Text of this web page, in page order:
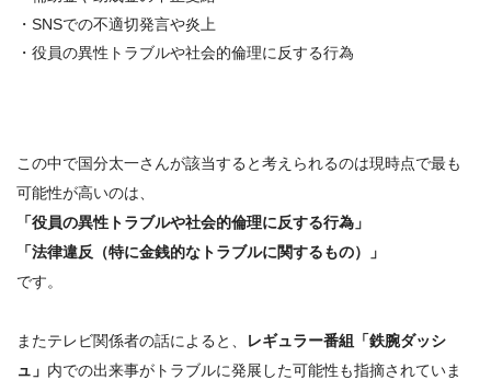
・SNSでの不適切発言や炎上
・役員の異性トラブルや社会的倫理に反する行為
この中で国分太一さんが該当すると考えられるのは現時点で最も
可能性が高いのは、
「役員の異性トラブルや社会的倫理に反する行為」
「法律違反（特に金銭的なトラブルに関するもの）」
です。
またテレビ関係者の話によると、
レギュラー番組「鉄腕ダッシ
ュ」 内での出来事が トラブルに発展した可能性も指摘されていま